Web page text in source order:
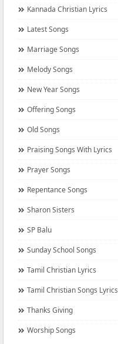
Kannada Christian Lyrics
Latest Songs
Marriage Songs
Melody Songs
New Year Songs
Offering Songs
Old Songs
Praising Songs With Lyrics
Prayer Songs
Repentance Songs
Sharon Sisters
SP Balu
Sunday School Songs
Tamil Christian Lyrics
Tamil Christian Songs Lyrics
Thanks Giving
Worship Songs